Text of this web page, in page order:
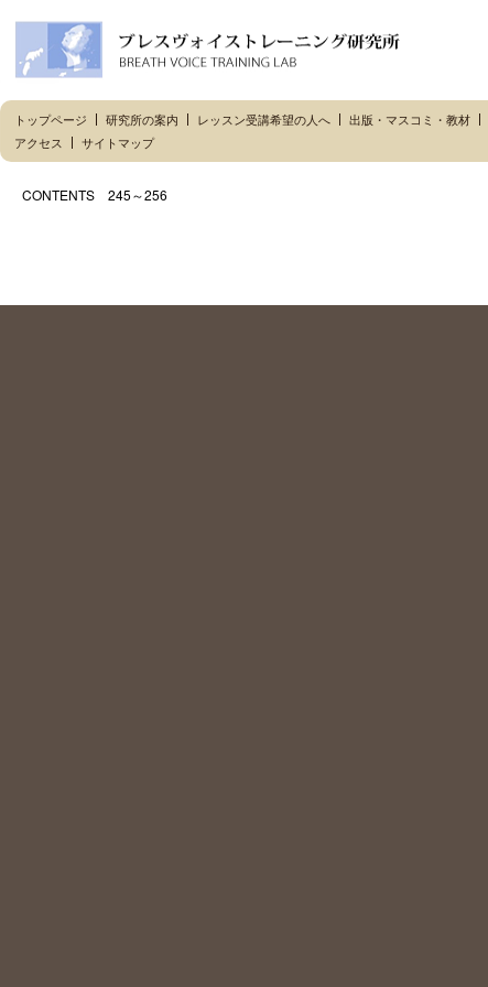
トップページ 研究所の案内 レッスン受講希望の人へ 出版・マスコミ・教材
アクセス
サイトマップ
CONTENTS 245～256